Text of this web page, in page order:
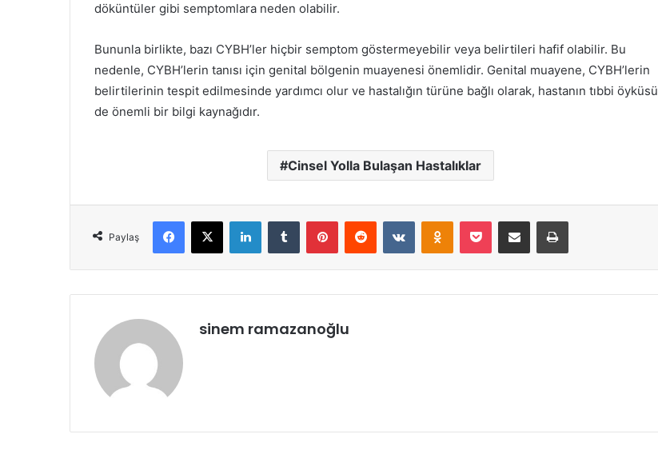
döküntüler gibi semptomlara neden olabilir.
Bununla birlikte, bazı CYBH’ler hiçbir semptom göstermeyebilir veya belirtileri hafif olabilir. Bu
nedenle, CYBH’lerin tanısı için genital bölgenin muayenesi önemlidir. Genital muayene, CYBH’lerin
belirtilerinin tespit edilmesinde yardımcı olur ve hastalığın türüne bağlı olarak, hastanın tıbbi öyküsü
de önemli bir bilgi kaynağıdır.
Cinsel Yolla Bulaşan Hastalıklar
Paylaş
Facebook
X LinkedInTumblr PinterestReddit VKontakteOdnoklassniki
Pocket E-Posta ile paylaş Yazdır
sinem ramazanoğlu